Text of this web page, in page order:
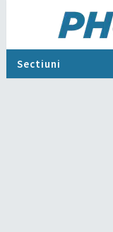
Sectiuni